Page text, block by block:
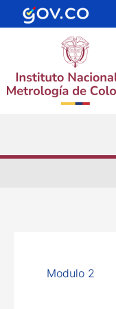
al
Modulo 2